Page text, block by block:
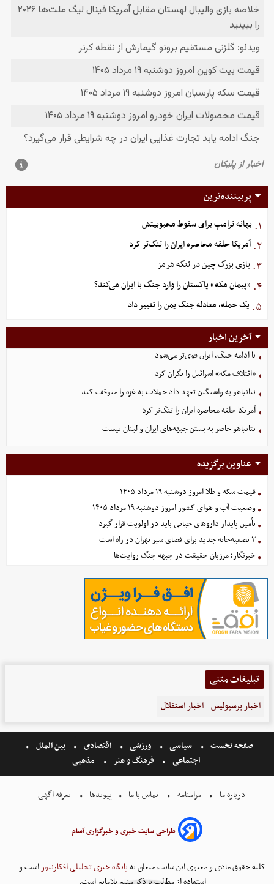
پربیننده‌ترین
۱. بهانه ترامپ برای سقوط محبوبیتش
۲. آمریکا حلقه محاصره ایران را تنگ‌تر کرد
۳. بازی بزرگ چین در تنگه هرمز
۴. «پیمان مکه» پاکستان را وارد جنگ با ایران می‌کند؟
۵. یک حمله، معادله جنگ یمن را تغییر داد
آخرین اخبار
با ادامه جنگ، ایران قوی‌تر می‌شود
«ائتلاف مکه» اسرائیل را نگران کرد
نتانیاهو به واشنگتن تعهد داد حملات به غزه را متوقف کند
آمریکا حلقه محاصره ایران را تنگ‌تر کرد
نتانیاهو حاضر به بستن جبهه‌های ایران و لبنان نیست
عناوین برگزیده
قیمت سکه و طلا امروز دوشنبه ۱۹ مرداد ۱۴۰۵
وضعیت آب و هوای کشور امروز دوشنبه ۱۹ مرداد ۱۴۰۵
تأمین پایدار داروهای حیاتی باید در اولویت قرار گیرد
۳ تصفیه‌خانه جدید برای فضای سبز تهران در راه است
خبرنگار؛ مرزبان حقیقت در جبهه جنگ روایت‌ها
تبلیغات متنی
اخبار پرسپولیس اخبار استقلال
صفحه نخست سیاسی ورزشی اقتصادی
بین الملل
اجتماعی
فرهنگ و هنر مذهبی
درباره ما مرامنامه تماس با ما پیوندها تعرفه اگهی
طراحی سایت خبری و خبرگزاری آسام
کلیه حقوق مادی و معنوی این سایت متعلق بهپایگاه خبری تحلیلی افکارنیوزاست و